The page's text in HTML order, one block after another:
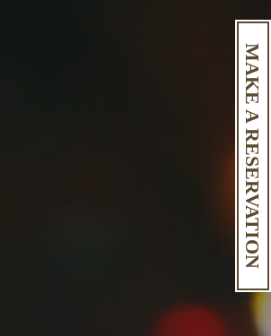
MAKE A RESERVATION